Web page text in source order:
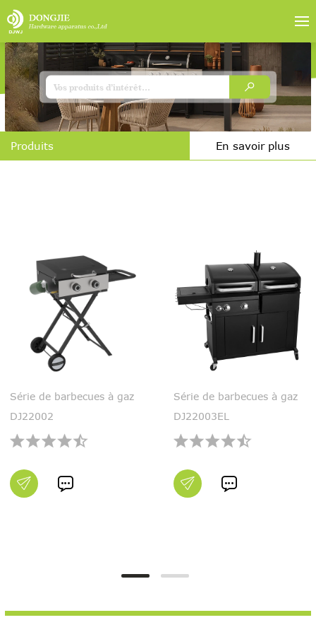
Produits En savoir plus
Série de barbecues à gaz
DJ22002

Série de barbecues à gaz
DJ22003EL
